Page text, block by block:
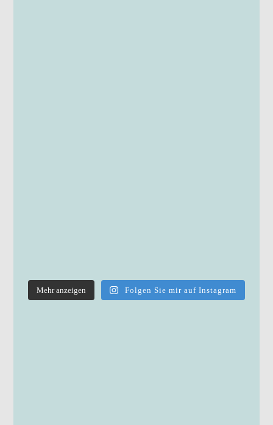
Mehr anzeigen Folgen Sie mir auf Instagram